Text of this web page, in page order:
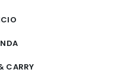
CARRY